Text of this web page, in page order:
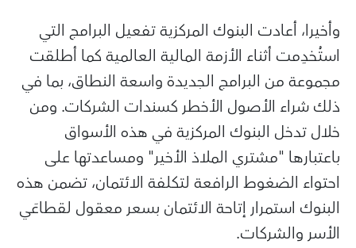
وأخيرا، أعادت البنوك المركزية تفعيل البرامج التي
استُخدِمت أثناء الأزمة المالية العالمية كما أطلقت
مجموعة من البرامج الجديدة واسعة النطاق، بما في
ذلك شراء الأصول الأخطر كسندات الشركات. ومن
خلال تدخل البنوك المركزية في هذه الأسواق
باعتبارها "مشتري الملاذ الأخير" ومساعدتها على
احتواء الضغوط الرافعة لتكلفة الائتمان، تضمن هذه
البنوك استمرار إتاحة الائتمان بسعر معقول لقطاعَي
الأسر والشركات.